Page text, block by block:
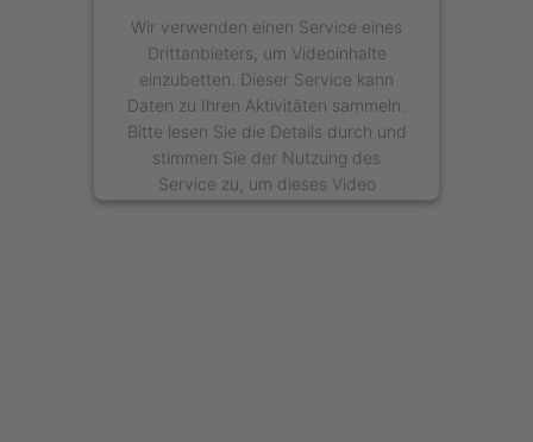
Wir verwenden einen Service eines
Drittanbieters, um Videoinhalte
einzubetten. Dieser Service kann
Daten zu Ihren Aktivitäten sammeln.
Bitte lesen Sie die Details durch und
stimmen Sie der Nutzung des
Service zu, um dieses Video
anzusehen.